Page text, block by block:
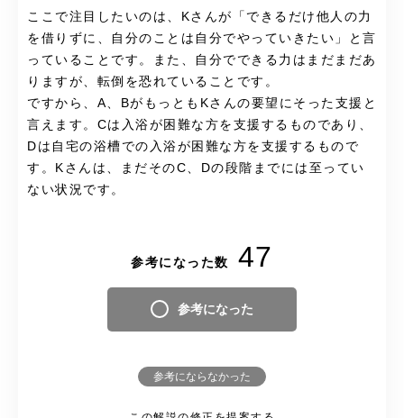
ここで注目したいのは、Kさんが「できるだけ他人の力
を借りずに、自分のことは自分でやっていきたい」と言
っていることです。また、自分でできる力はまだまだあ
りますが、転倒を恐れていることです。
ですから、A、BがもっともKさんの要望にそった支援と
言えます。Cは入浴が困難な方を支援するものであり、
Dは自宅の浴槽での入浴が困難な方を支援するもので
す。Kさんは、まだそのC、Dの段階までには至ってい
ない状況です。
参考になった数 47
参考になった
参考にならなかった